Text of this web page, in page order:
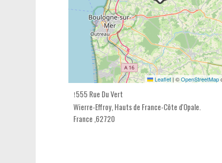
Leaflet | ©OpenStreetMap
555 Rue Du Vert
Wierre-Effroy,Hauts de France-Côte d'Opale.
France ,62720